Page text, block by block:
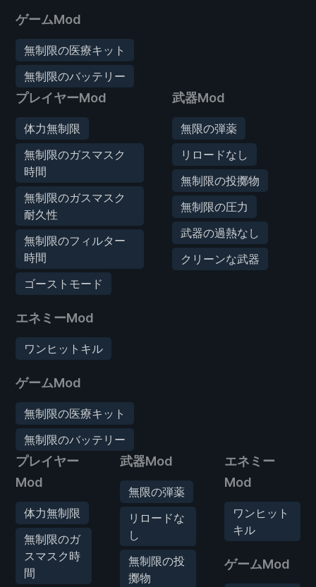
ゲームMod
無制限の医療キット
無制限のバッテリー
プレイヤーMod
体力無制限
無制限のガスマスク
時間
無制限のガスマスク
耐久性
無制限のフィルター
時間
ゴーストモード
エネミーMod
ワンヒットキル
ゲームMod
無制限の医療キット
無制限のバッテリー
武器Mod
無限の弾薬
リロードなし
無制限の投擲物
無制限の圧力
武器の過熱なし
クリーンな武器
プレイヤー
Mod
体力無制限
無制限のガ
スマスク時
間
武器Mod
無限の弾薬
リロードな
し
無制限の投
擲物
エネミー
Mod
ワンヒット
キル
ゲームMod